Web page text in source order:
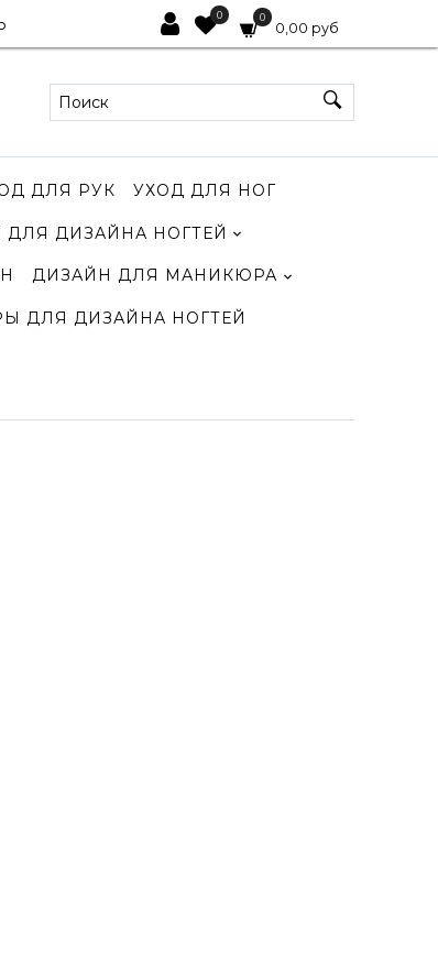
0 0
0,00 руб
ДЛЯ РУК УХОД ДЛЯ НОГ
ДЛЯ ДИЗАЙНА НОГТЕЙ
ДИЗАЙН ДЛЯ МАНИКЮРА
ДЛЯ ДИЗАЙНА НОГТЕЙ